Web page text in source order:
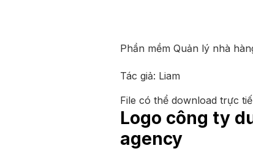
Phần mềm Quản lý nhà
Tác giả: Liam
File có thể download trực
Logo công ty
agency